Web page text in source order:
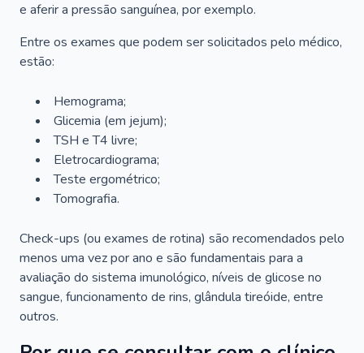
e aferir a pressão sanguínea, por exemplo.
Entre os exames que podem ser solicitados pelo médico,
estão:
Hemograma;
Glicemia (em jejum);
TSH e T4 livre;
Eletrocardiograma;
Teste ergométrico;
Tomografia.
Check-ups (ou exames de rotina) são recomendados pelo
menos uma vez por ano e são fundamentais para a
avaliação do sistema imunológico, níveis de glicose no
sangue, funcionamento de rins, glândula tireóide, entre
outros.